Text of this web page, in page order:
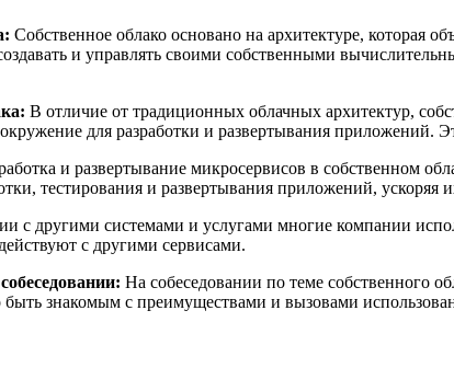
Собственное облако основано на архитектуре, которая
и управлять своими собственными
В отличие от традиционных облачных архитектур,
окружение для разработки и развертывания
и развертывание микросервисов в собственном
тестирования и развертывания приложений, ускоряя
с другими системами и услугами многие компании
с другими сервисами.
На собеседовании по теме собственного
знакомым с преимуществами и вызовами